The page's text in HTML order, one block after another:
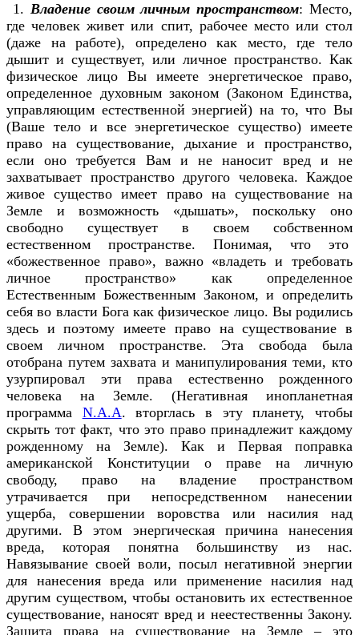
1. Владение своим личным пространством: Место,
где человек живет или спит, рабочее место или стол
(даже на работе), определено как место, где тело
дышит и существует, или личное пространство. Как
физическое лицо Вы имеете энергетическое право,
определенное духовным законом (Законом Единства,
управляющим естественной энергией) на то, что Вы
(Ваше тело и все энергетическое существо) имеете
право на существование, дыхание и пространство,
если оно требуется Вам и не наносит вред и не
захватывает пространство другого человека. Каждое
живое существо имеет право на существование на
Земле и возможность «дышать», поскольку оно
свободно существует в своем собственном
естественном пространстве. Понимая, что это
«божественное право», важно «владеть и требовать
личное пространство» как определенное
Естественным Божественным Законом, и определить
себя во власти Бога как физическое лицо. Вы родились
здесь и поэтому имеете право на существование в
своем личном пространстве. Эта свобода была
отобрана путем захвата и манипулирования теми, кто
узурпировал эти права естественно рожденного
человека на Земле. (Негативная инопланетная
программа N.A.A. вторглась в эту планету, чтобы
скрыть тот факт, что это право принадлежит каждому
рожденному на Земле). Как и Первая поправка
американской Конституции о праве на личную
свободу, право на владение пространством
утрачивается при непосредственном нанесении
ущерба, совершении воровства или насилия над
другими. В этом энергическая причина нанесения
вреда, которая понятна большинству из нас.
Навязывание своей воли, посыл негативной энергии
для нанесения вреда или применение насилия над
другим существом, чтобы остановить их естественное
существование, наносят вред и неестественны Закону.
Защита права на существование на Земле – это